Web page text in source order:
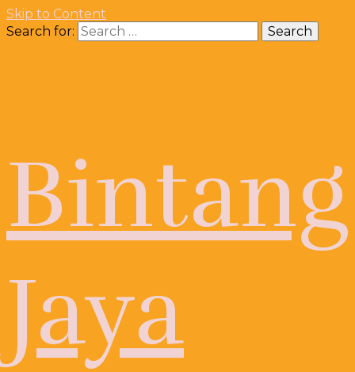
Skip to Content
Search for:
Bintang
Jaya